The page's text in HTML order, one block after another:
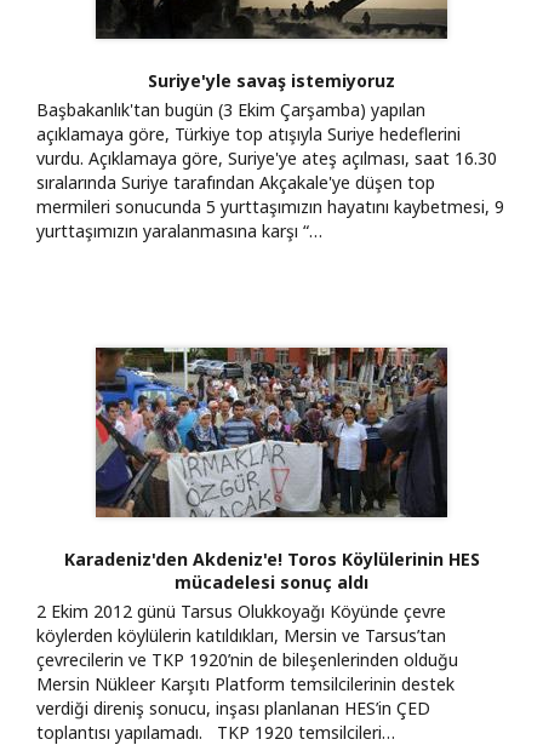
Suriye'yle savaş istemiyoruz
Başbakanlık'tan bugün (3 Ekim Çarşamba) yapılan
açıklamaya göre, Türkiye top atışıyla Suriye hedeflerini
vurdu. Açıklamaya göre, Suriye'ye ateş açılması, saat 16.30
sıralarında Suriye tarafından Akçakale'ye düşen top
mermileri sonucunda 5 yurttaşımızın hayatını kaybetmesi, 9
yurttaşımızın yaralanmasına karşı “…
Karadeniz'den Akdeniz'e! Toros Köylülerinin HES
mücadelesi sonuç aldı
2 Ekim 2012 günü Tarsus Olukkoyağı Köyünde çevre
köylerden köylülerin katıldıkları, Mersin ve Tarsus’tan
çevrecilerin ve TKP 1920’nin de bileşenlerinden olduğu
Mersin Nükleer Karşıtı Platform temsilcilerinin destek
verdiği direniş sonucu, inşası planlanan HES’in ÇED
toplantısı yapılamadı. TKP 1920 temsilcileri…